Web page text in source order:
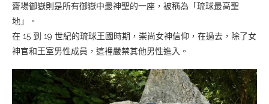
齋場御嶽則是所有御嶽中最神聖的一座，被稱為「琉球最高聖
地」。
在 15 到 19 世紀的琉球王國時期，崇尚女神信仰，在過去，除了女
神官和王室男性成員，這裡嚴禁其他男性進入。